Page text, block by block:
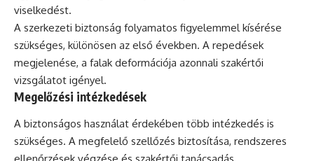
viselkedést.
A szerkezeti biztonság folyamatos figyelemmel kísérése
szükséges, különösen az első években. A repedések
megjelenése, a falak deformációja azonnali szakértői
vizsgálatot igényel.
Megelőzési intézkedések
A biztonságos használat érdekében több intézkedés is
szükséges. A megfelelő szellőzés biztosítása, rendszeres
ellenőrzések végzése és szakértői tanácsadás